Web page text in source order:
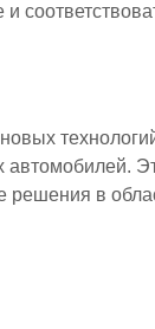
в